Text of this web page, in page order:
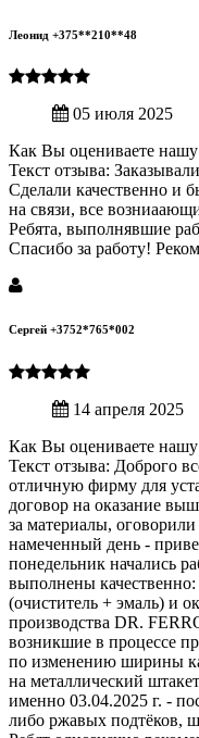
Леонид +375**210**48
05 июля 2025
Как Вы оцениваете нашу
Текст отзыва:
Сделали качественно и
на связи, все
Ребята, выполнявшие
Спасибо за работу!
Сергей +3752*765*002
14 апреля 2025
Как Вы оцениваете нашу
Текст отзыва: Доброго
отличную фирму для
договор на оказание
за материалы,
намеченный день -
понедельник начались
выполнены
(очиститель + эмаль) и
производства DR.
возникшие в процессе
по изменению ширины
на металлический
именно 03.04.2025 г. -
либо ржавых подтёков,